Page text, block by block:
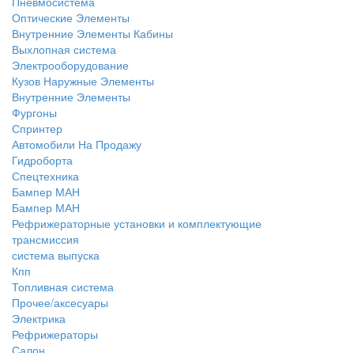
Оптические Элементы
Внутренние Элементы Кабины
Выхлопная система
Электрооборудование
Кузов Наружные Элементы
Внутренние Элементы
Фургоны
Спринтер
Автомобили На Продажу
Гидроборта
Спецтехника
Бампер МАН
Бампер МАН
Рефрижераторные установки и комплектующие
трансмиссия
система выпуска
Кпп
Топливная система
Прочее/аксесуары
Электрика
Рефрижераторы
Салон